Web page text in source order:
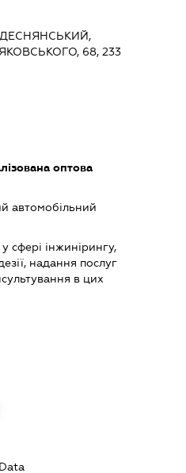
ДЕСНЯНСЬКИЙ,
68, 233
оптова
автомобільний
у сфері інжинірингу,
надання послуг
в цих